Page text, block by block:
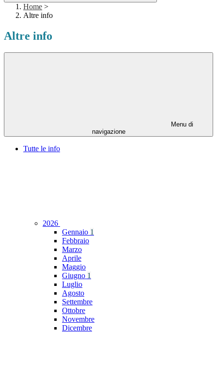
Home >
Altre info
Altre info
Menu di
navigazione
Tutte le info
2026
Gennaio 1
Febbraio
Marzo
Aprile
Maggio
Giugno 1
Luglio
Agosto
Settembre
Ottobre
Novembre
Dicembre